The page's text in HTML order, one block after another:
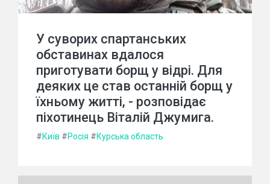
У суворих спартанських
обставинах вдалося
приготувати борщ у відрі. Для
деяких це став останній борщ у
їхньому житті, - розповідає
піхотинець Віталій Джумига.
#Київ #Росія #Курська область